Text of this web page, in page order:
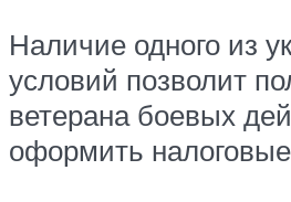
Наличие одного из
условий позволит
ветерана боевых
оформить